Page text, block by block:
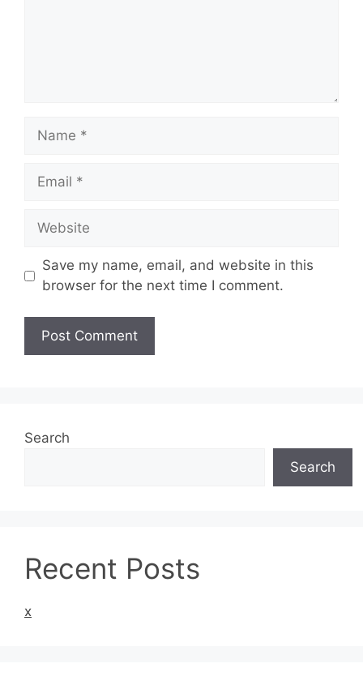
Name
Email
Website
Save my name, email, and website in this
browser for the next time I comment.
Search
Search
Recent Posts
x